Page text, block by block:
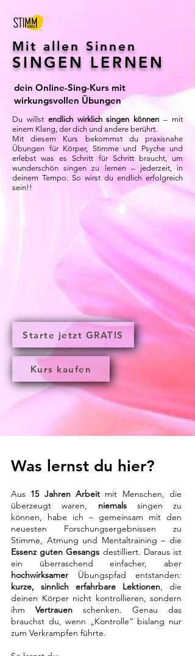
Mit allen Sinnen
SINGEN LERNEN
dein Online-Sing-Kurs mit
wirkungsvollen Übungen
Du willst endlich wirklich singen können – mit
einem Klang, der dich und andere berührt.
Mit diesem Kurs bekommst du praxisnahe
Übungen für Körper, Stimme und Psyche und
erlebst was es Schritt für Schritt braucht, um
wunderschön singen zu lernen – jederzeit, in
deinem Tempo. So wirst du endlich erfolgreich
sein!!
Starte jetzt GRATIS
Kurs kaufen
Was lernst du hier?
Aus 15 Jahren Arbeit mit Menschen, die
überzeugt waren, niemals singen zu
können, habe ich – gemeinsam mit den
neuesten Forschungsergebnissen zu
Stimme, Atmung und Mentaltraining – die
Essenz guten Gesangs destilliert. Daraus ist
ein überraschend einfacher, aber
hochwirksamer Übungspfad entstanden:
kurze, sinnlich erfahrbare Lektionen, die
deinen Körper nicht kontrollieren, sondern
ihm Vertrauen schenken. Genau das
brauchst du, wenn „Kontrolle“ bislang nur
zum Verkrampfen führte.